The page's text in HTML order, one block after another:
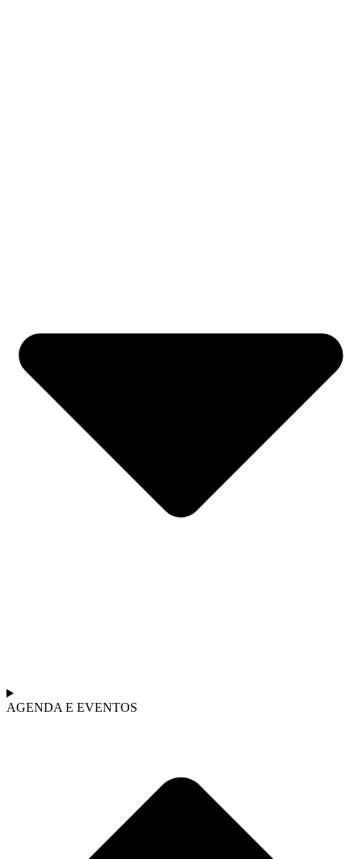
AGENDA E EVENTOS